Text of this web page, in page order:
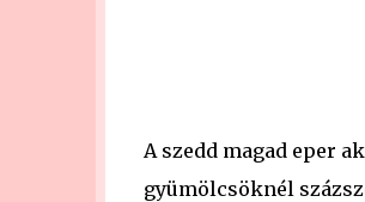
A szedd magad eper
gyümölcsöknél